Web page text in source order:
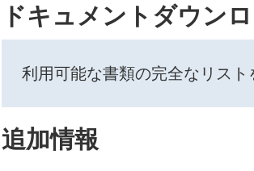
ドキュメントダウン
利用可能な書類の完全なリスト
追加情報